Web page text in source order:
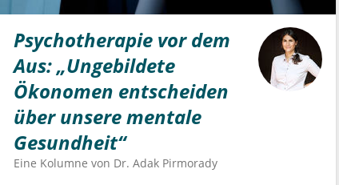
Psychotherapie vor dem
Aus: „Ungebildete
Ökonomen entscheiden
über unsere mentale
Gesundheit“
Eine Kolumne von Dr. Adak Pirmorady